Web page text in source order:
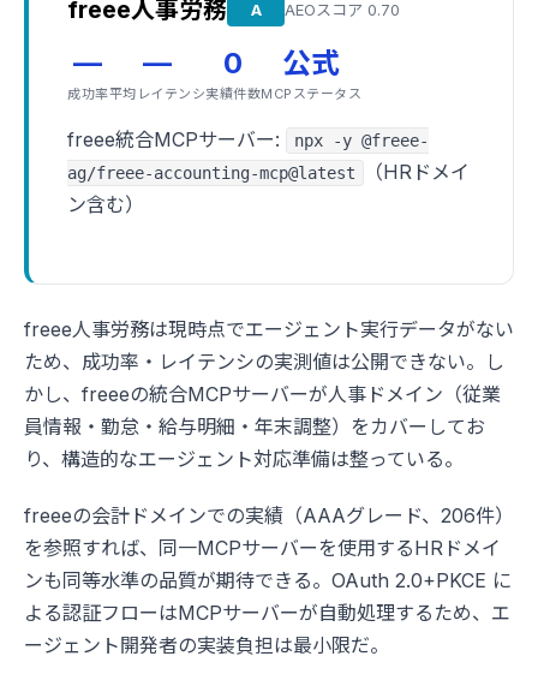
freee人事労務 A AEOスコア 0.70
—
成功率
—
平均レイテンシ
0
実績件数
公式
MCPステータス
freee統合MCPサーバー:
npx -y @freee-
ag/freee-accounting-mcp@latest
（HRドメイ
ン含む）
freee人事労務は現時点でエージェント実行データがない
ため、成功率・レイテンシの実測値は公開できない。し
かし、freeeの統合MCPサーバーが人事ドメイン（従業
員情報・勤怠・給与明細・年末調整）をカバーしてお
り、構造的なエージェント対応準備は整っている。
freeeの会計ドメインでの実績（AAAグレード、206件）
を参照すれば、同一MCPサーバーを使用するHRドメイ
ンも同等水準の品質が期待できる。OAuth 2.0+PKCE に
よる認証フローはMCPサーバーが自動処理するため、エ
ージェント開発者の実装負担は最小限だ。